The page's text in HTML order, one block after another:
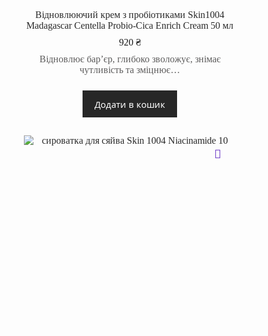
Відновлюючий крем з пробіотиками Skin1004
Madagascar Centella Probio-Cica Enrich Cream 50 мл
920 ₴
Відновлює бар’єр, глибоко зволожує, знімає
чутливість та зміцнює…
Додати в кошик